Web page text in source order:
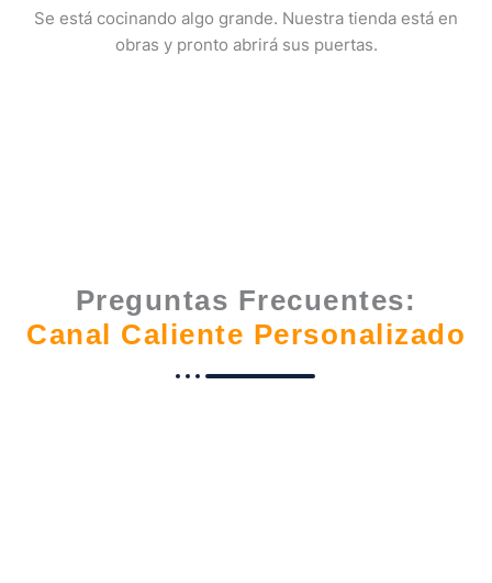
Se está cocinando algo grande. Nuestra tienda está en
obras y pronto abrirá sus puertas.
Preguntas Frecuentes:
Canal Caliente Personalizado